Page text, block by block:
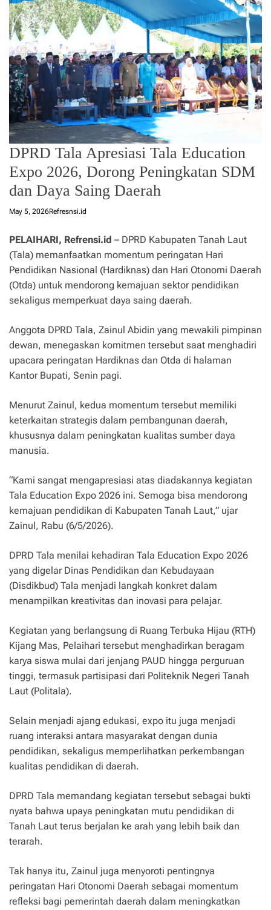
DPRD Tala Apresiasi Tala Education
Expo 2026, Dorong Peningkatan SDM
dan Daya Saing Daerah
May 5, 2026Refresnsi.id
PELAIHARI, Refrensi.id – DPRD Kabupaten Tanah Laut
(Tala) memanfaatkan momentum peringatan Hari
Pendidikan Nasional (Hardiknas) dan Hari Otonomi Daerah
(Otda) untuk mendorong kemajuan sektor pendidikan
sekaligus memperkuat daya saing daerah.
Anggota DPRD Tala, Zainul Abidin yang mewakili pimpinan
dewan, menegaskan komitmen tersebut saat menghadiri
upacara peringatan Hardiknas dan Otda di halaman
Kantor Bupati, Senin pagi.
Menurut Zainul, kedua momentum tersebut memiliki
keterkaitan strategis dalam pembangunan daerah,
khususnya dalam peningkatan kualitas sumber daya
manusia.
“Kami sangat mengapresiasi atas diadakannya kegiatan
Tala Education Expo 2026 ini. Semoga bisa mendorong
kemajuan pendidikan di Kabupaten Tanah Laut,” ujar
Zainul, Rabu (6/5/2026).
DPRD Tala menilai kehadiran Tala Education Expo 2026
yang digelar Dinas Pendidikan dan Kebudayaan
(Disdikbud) Tala menjadi langkah konkret dalam
menampilkan kreativitas dan inovasi para pelajar.
Kegiatan yang berlangsung di Ruang Terbuka Hijau (RTH)
Kijang Mas, Pelaihari tersebut menghadirkan beragam
karya siswa mulai dari jenjang PAUD hingga perguruan
tinggi, termasuk partisipasi dari Politeknik Negeri Tanah
Laut (Politala).
Selain menjadi ajang edukasi, expo itu juga menjadi
ruang interaksi antara masyarakat dengan dunia
pendidikan, sekaligus memperlihatkan perkembangan
kualitas pendidikan di daerah.
DPRD Tala memandang kegiatan tersebut sebagai bukti
nyata bahwa upaya peningkatan mutu pendidikan di
Tanah Laut terus berjalan ke arah yang lebih baik dan
terarah.
Tak hanya itu, Zainul juga menyoroti pentingnya
peringatan Hari Otonomi Daerah sebagai momentum
refleksi bagi pemerintah daerah dalam meningkatkan